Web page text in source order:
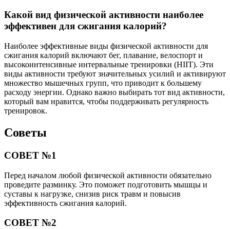
Какой вид физической активности наиболее
эффективен для сжигания калорий?
Наиболее эффективные виды физической активности для
сжигания калорий включают бег, плавание, велоспорт и
высокоинтенсивные интервальные тренировки (HIIT). Эти
виды активности требуют значительных усилий и активируют
множество мышечных групп, что приводит к большему
расходу энергии. Однако важно выбирать тот вид активности,
который вам нравится, чтобы поддерживать регулярность
тренировок.
Советы
СОВЕТ №1
Перед началом любой физической активности обязательно
проведите разминку. Это поможет подготовить мышцы и
суставы к нагрузке, снизив риск травм и повысив
эффективность сжигания калорий.
СОВЕТ №2